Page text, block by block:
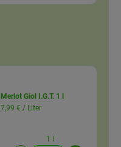
Merlot Giol I.G.T. 1 l
7,99 € / Liter
1 l